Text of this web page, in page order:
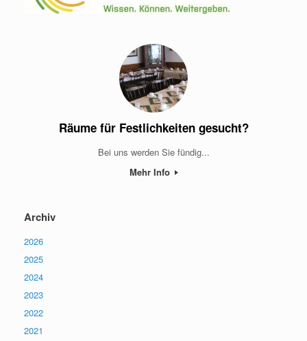
Räume für Festlichkeiten gesucht?
Bei uns werden Sie fündig...
Mehr Info
Archiv
2026
2025
2024
2023
2022
2021